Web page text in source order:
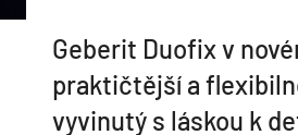
Geberit Duofix v
praktičtější a
vyvinutý s láskou k